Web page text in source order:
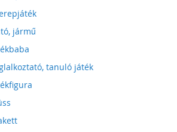
jármű
tanuló játék